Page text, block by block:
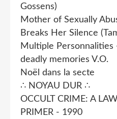
Gossens)
Mother of Sexually
Breaks Her Silence
Multiple Personnalities
deadly memories V.O.
Noël dans la secte
∴ NOYAU DUR ∴
OCCULT CRIME: A
PRIMER - 1990